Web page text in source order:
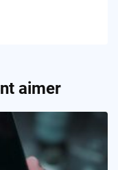
aimer